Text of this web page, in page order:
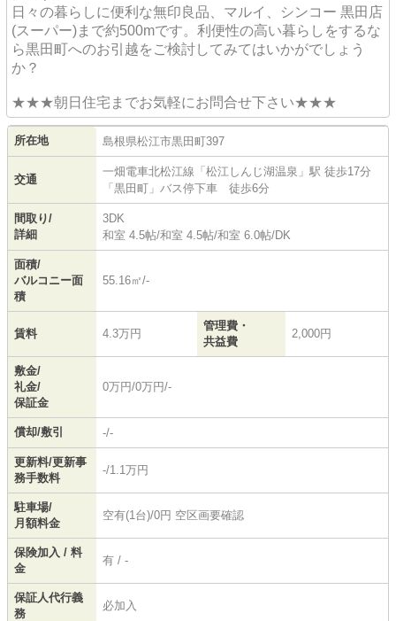
日々の暮らしに便利な無印良品、マルイ、シンコー 黒田店
(スーパー)まで約500mです。利便性の高い暮らしをするな
ら黒田町へのお引越をご検討してみてはいかがでしょう
か？
★★★朝日住宅までお気軽にお問合せ下さい★★★
所在地 島根県松江市黒田町397
交通
一畑電車北松江線 「 松江しんじ湖温泉 」駅 徒歩17分
「黒田町」バス停下車 徒歩6分
間取り/
詳細
3DK
和室 4.5帖/和室 4.5帖/和室 6.0帖/DK
面積/
バルコニー面
積
55.16㎡/-
賃料 4.3万円
管理費・
共益費
2,000円
敷金/
礼金/
保証金
0万円/0万円/-
償却/敷引 -/-
更新料/更新事
務手数料
-/1.1万円
駐車場/
月額料金
空有(1台)/0円 空区画要確認
保険加入 / 料
金
有 / -
保証人代行義
務
必加入